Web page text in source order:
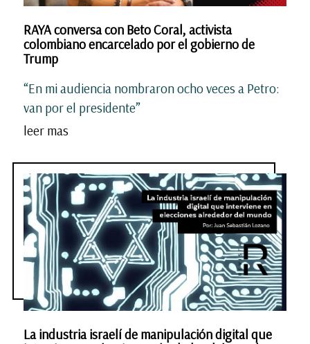
RAYA conversa con Beto Coral, activista
colombiano encarcelado por el gobierno de
Trump
“En mi audiencia nombraron ocho veces a Petro:
van por el presidente”
leer mas
La industria israelí de manipulación digital que